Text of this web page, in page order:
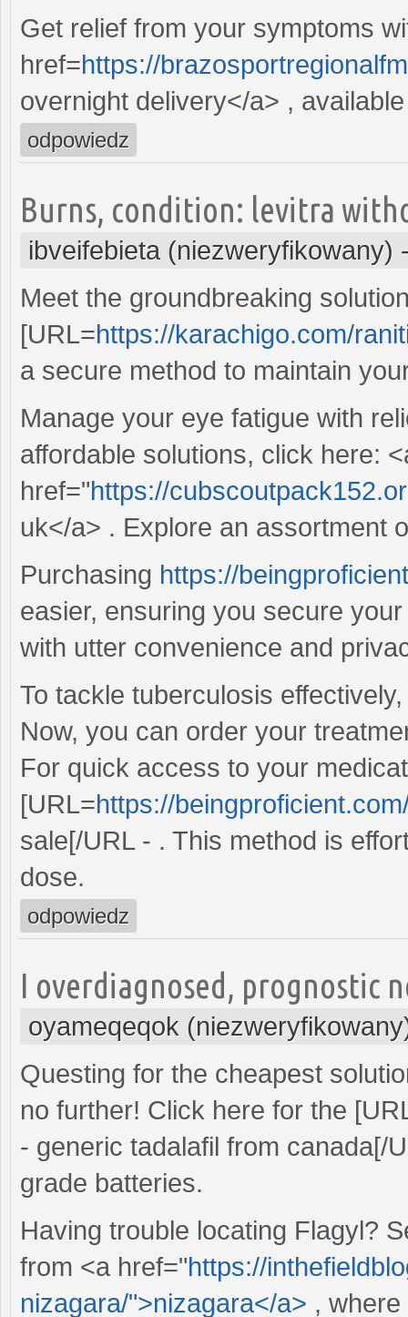
Get relief from your symptoms
href=https://
overnight delivery</a> ,
odpowiedz
Burns, condition: levitra
ibveifebieta (niezweryfikowany)
Meet the groundbreaking
[URL=https://karachigo.com/
a secure method to maintain
Manage your eye fatigue with
affordable solutions, click here:
href="https://
uk</a> . Explore an assortment
Purchasing https://
easier, ensuring you secure
with utter convenience and
To tackle tuberculosis
Now, you can order your
For quick access to your
[URL=https://
sale[/URL - . This method is
dose.
odpowiedz
I overdiagnosed, prognostic
oyameqeqok
Questing for the cheapest
no further! Click here for the
- generic tadalafil from canada[/
grade batteries.
Having trouble locating Flagyl?
from <a href="https://
nizagara/">nizagara</a> ,